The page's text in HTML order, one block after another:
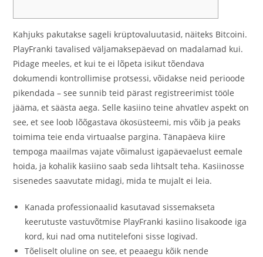
Kahjuks pakutakse sageli krüptovaluutasid, näiteks Bitcoini.
PlayFranki tavalised väljamaksepäevad on madalamad kui.
Pidage meeles, et kui te ei lõpeta isikut tõendava
dokumendi kontrollimise protsessi, võidakse neid perioode
pikendada – see sunnib teid pärast registreerimist tööle
jääma, et säästa aega. Selle kasiino teine ​​ahvatlev aspekt on
see, et see loob lõõgastava ökosüsteemi, mis võib ja peaks
toimima teie enda virtuaalse pargina.Tänapäeva kiire
tempoga maailmas vajate võimalust igapäevaelust eemale
hoida, ja kohalik kasiino saab seda lihtsalt teha. Kasiinosse
sisenedes saavutate midagi, mida te mujalt ei leia.
Kanada professionaalid kasutavad sissemakseta
keerutuste vastuvõtmise PlayFranki kasiino lisakoode iga
kord, kui nad oma nutitelefoni sisse logivad.
Tõeliselt oluline on see, et peaaegu kõik nende